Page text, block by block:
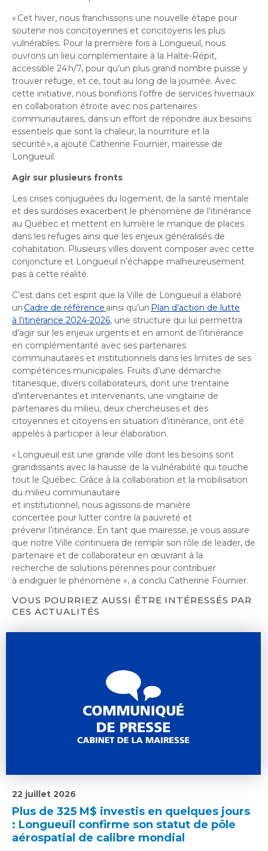
« Cet hiver, nous franchissons une nouvelle étape pour
soutenir nos concitoyennes et concitoyens les plus
vulnérables. Pour la première fois à Longueuil, nous
ouvrons un lieu complémentaire à la Halte-Répit,
accessible 24h/7, pour qu’un plus grand nombre puisse y
trouver refuge, et ce, tout au long de la journée. Avec
cette initiative, nous bonifions l’offre de services hivernaux
en collaboration étroite avec nos partenaires
communautaires, dans un effort de répondre aux besoins
essentiels que sont la chaleur, la nourriture et la
sécurité»,a ajouté Catherine Fournier, mairesse de
Longueuil.
Agir sur plusieurs fronts
Les crises conjuguées du logement, de la santé mentale
et des surdoses exacerbent le phénomène de l’itinérance
au Québec et mettent en lumière le manque de places
dans les refuges ainsi que les enjeux généralisés de
cohabitation. Plusieurs villes doivent composer avec cette
conjoncture et Longueuil n’échappe malheureusement
pas à cette réalité.
C’est dans cet esprit que la Ville de Longueuil a élaboré
un Cadre de référence ainsi qu’un Plan d’action de lutte
à l’itinérance 2024-2026, une structure qui lui permettra
d’agir sur les enjeux urgents et en amont de l’itinérance
en complémentarité avec ses partenaires
communautaires et institutionnels dans les limites de ses
compétences municipales. Fruits d’une démarche
titanesque, divers collaborateurs, dont une trentaine
d’intervenantes et intervenants, une vingtaine de
partenaires du milieu, deux chercheuses et des
citoyennes et citoyens en situation d’itinérance, ont été
appelés à participer à leur élaboration.
« Longueuil est une grande ville dont les besoins sont
grandissants avec la hausse de la vulnérabilité qui touche
tout le Québec. Grâce à la collaboration et la mobilisation
du milieu communautaire
et institutionnel, nous agissons de manière
concertée pour lutter contre la pauvreté et
prévenir l’itinérance. En tant que mairesse, je vous assure
que notre Ville continuera de remplir son rôle de leader, de
partenaire et de collaborateur en œuvrant à la
recherche de solutions pérennes pour contribuer
à endiguer le phénomène », a conclu Catherine Fournier.
VOUS POURRIEZ AUSSI ÊTRE INTÉRESSÉS PAR
CES ACTUALITÉS
Plus de 325 M$ investis en quelques jours
: Longueuil confirme son statut de pôle
aérospatial de calibre mondial
22 juillet 2026